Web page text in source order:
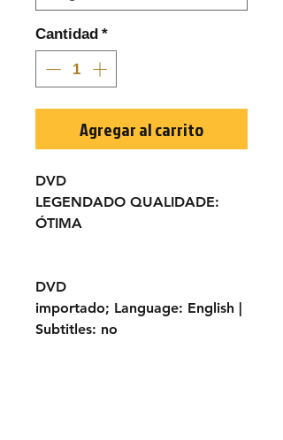
Cantidad *
Agregar al carrito
DVD
LEGENDADO QUALIDADE:
ÓTIMA
DVD
importado; Language: English |
Subtitles: no